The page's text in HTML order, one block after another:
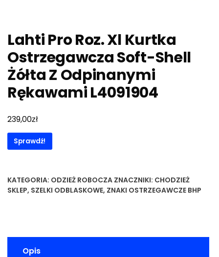
Lahti Pro Roz. Xl Kurtka
Ostrzegawcza Soft-Shell
Żółta Z Odpinanymi
Rękawami L4091904
239,00zł
Sprawdź!
KATEGORIA: ODZIEŻ ROBOCZA ZNACZNIKI: CHODZIEŻ
SKLEP, SZELKI ODBLASKOWE, ZNAKI OSTRZEGAWCZE BHP
Opis